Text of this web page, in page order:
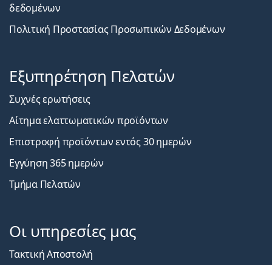
δεδομένων
Πολιτική Προστασίας Προσωπικών Δεδομένων
Εξυπηρέτηση Πελατών
Συχνές ερωτήσεις
Αίτημα ελαττωματικών προϊόντων
Επιστροφή προϊόντων εντός 30 ημερών
Εγγύηση 365 ημερών
Τμήμα Πελατών
Οι υπηρεσίες μας
Τακτική Αποστολή